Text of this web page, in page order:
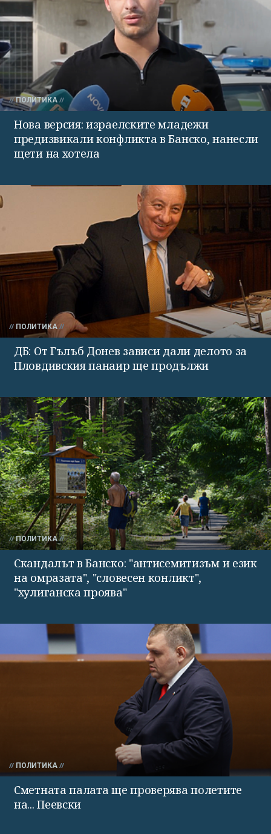
ПОЛИТИКА
Нова версия: израелските младежи
предизвикали конфликта в Банско, нанесли
щети на хотела
ПОЛИТИКА
ДБ: От Гълъб Донев зависи дали делото за
Пловдивския панаир ще продължи
ПОЛИТИКА
Скандалът в Банско: "антисемитизъм и език
на омразата", "словесен конликт",
"хулиганска проява"
ПОЛИТИКА
Сметната палата ще проверява полетите
на... Пеевски